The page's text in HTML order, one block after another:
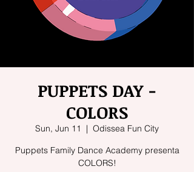
PUPPETS DAY -
COLORS
Sun, Jun 11
  |
Odissea Fun City
Puppets Family Dance Academy presenta
COLORS!